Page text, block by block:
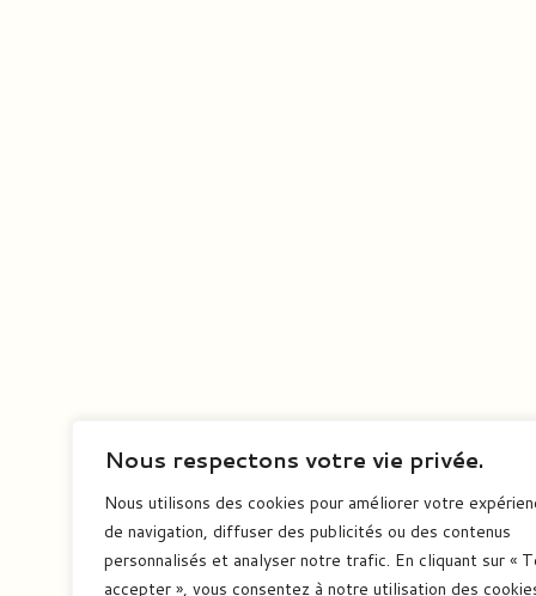
Nous respectons votre vie privée.
Nous utilisons des cookies pour améliorer votre
de navigation, diffuser des publicités ou des contenus
personnalisés et analyser notre trafic. En cliquant sur «
accepter », vous consentez à notre utilisation des